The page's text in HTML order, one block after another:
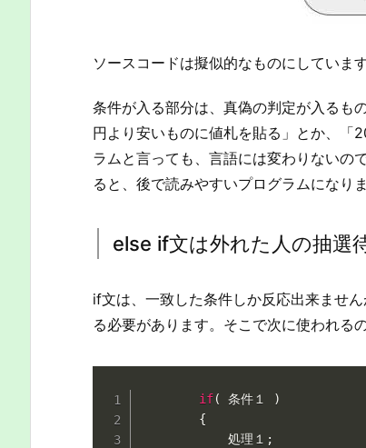
ソースコードは擬似的なものにしています
条件が入る部分は、真偽の判定が入るも
円より安いものに値札を貼る」とか、「
ラムと言っても、言語には変わりないの
ると、後で読みやすいプログラムになりま
else if文は外れた人の抽選
if文は、一致した条件しか反応出来ませ
る必要があります。そこで次に使われる
if( 条件１
)
{
			処理１
;